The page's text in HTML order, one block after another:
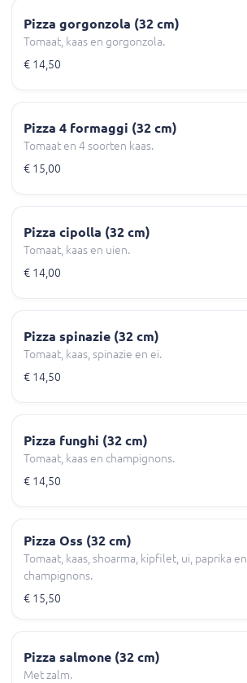
Pizza gorgonzola (32 cm)
Tomaat, kaas en gorgonzola.
€ 14,50
Pizza 4 formaggi (32 cm)
Tomaat en 4 soorten kaas.
€ 15,00
Pizza cipolla (32 cm)
Tomaat, kaas en uien.
€ 14,00
Pizza spinazie (32 cm)
Tomaat, kaas, spinazie en ei.
€ 14,50
Pizza funghi (32 cm)
Tomaat, kaas en champignons.
€ 14,50
Pizza Oss (32 cm)
Tomaat, kaas, shoarma, kipfilet, ui, paprika en
champignons.
€ 15,50
Pizza salmone (32 cm)
Met zalm.